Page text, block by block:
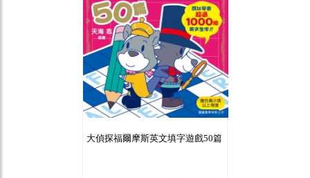
大偵探福爾摩斯英文填字遊戲50篇